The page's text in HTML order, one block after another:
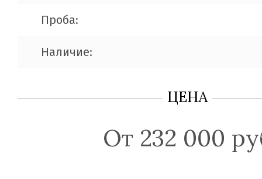
Проба:
Наличие:
ЦЕНА
От 232 000